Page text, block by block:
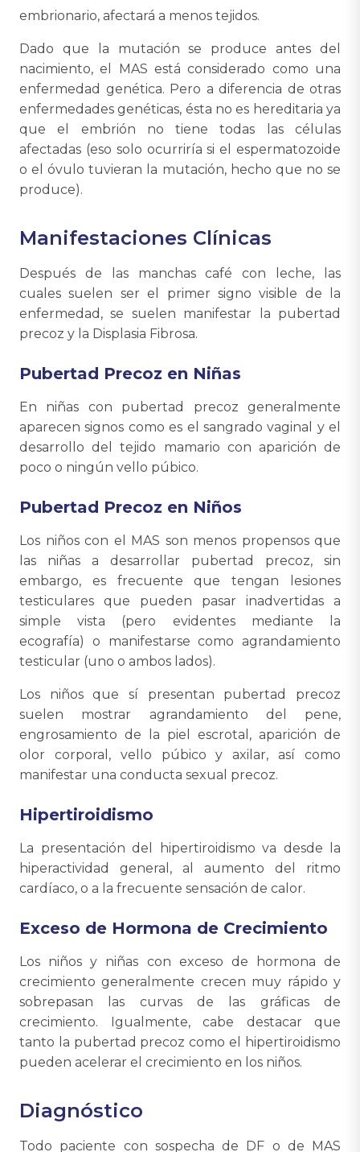
embrionario, afectará a menos tejidos.
Dado que la mutación se produce antes del
nacimiento, el MAS está considerado como una
enfermedad genética. Pero a diferencia de otras
enfermedades genéticas, ésta no es hereditaria ya
que el embrión no tiene todas las células
afectadas (eso solo ocurriría si el espermatozoide
o el óvulo tuvieran la mutación, hecho que no se
produce).
Manifestaciones Clínicas
Después de las manchas café con leche, las
cuales suelen ser el primer signo visible de la
enfermedad, se suelen manifestar la pubertad
precoz y la Displasia Fibrosa.
Pubertad Precoz en Niñas
En niñas con pubertad precoz generalmente
aparecen signos como es el sangrado vaginal y el
desarrollo del tejido mamario con aparición de
poco o ningún vello púbico.
Pubertad Precoz en Niños
Los niños con el MAS son menos propensos que
las niñas a desarrollar pubertad precoz, sin
embargo, es frecuente que tengan lesiones
testiculares que pueden pasar inadvertidas a
simple vista (pero evidentes mediante la
ecografía) o manifestarse como agrandamiento
testicular (uno o ambos lados).
Los niños que sí presentan pubertad precoz
suelen mostrar agrandamiento del pene,
engrosamiento de la piel escrotal, aparición de
olor corporal, vello púbico y axilar, así como
manifestar una conducta sexual precoz.
Hipertiroidismo
La presentación del hipertiroidismo va desde la
hiperactividad general, al aumento del ritmo
cardíaco, o a la frecuente sensación de calor.
Exceso de Hormona de Crecimiento
Los niños y niñas con exceso de hormona de
crecimiento generalmente crecen muy rápido y
sobrepasan las curvas de las gráficas de
crecimiento. Igualmente, cabe destacar que
tanto la pubertad precoz como el hipertiroidismo
pueden acelerar el crecimiento en los niños.
Diagnóstico
Todo paciente con sospecha de DF o de MAS